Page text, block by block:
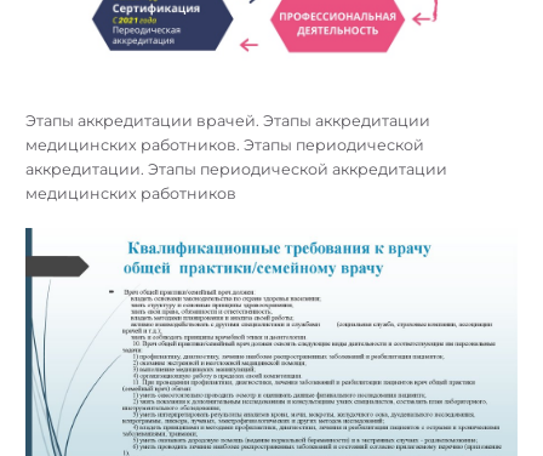
Этапы аккредитации врачей. Этапы аккредитации
медицинских работников. Этапы периодической
аккредитации. Этапы периодической аккредитации
медицинских работников